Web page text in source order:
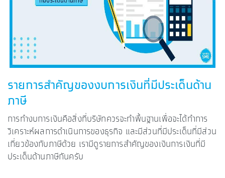
รายการสำคัญของงบการเงินที่มีประเด็นด้าน
ภาษี
การทำงบการเงินคือสิ่งที่บริษัทควรจะทำพื้นฐานเพื่อจะได้ทำการ
วิเคราะห์ผลการดำเนินการของธุรกิจ และมีส่วนที่มีประเด็นที่มีส่วน
เกี่ยวข้องกับภาษีด้วย เรามีดูรายการสำคัญของเงินการเงินที่มี
ประเด็นด้านภาษีกันครับ